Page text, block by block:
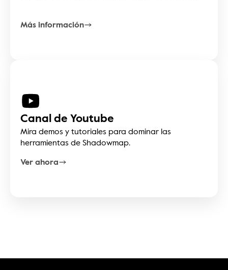
Más información
Canal de Youtube
Mira demos y tutoriales para dominar las
herramientas de Shadowmap.
Ver ahora